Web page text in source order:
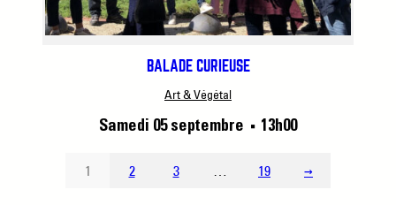
BALADE CURIEUSE
Art & Végétal
Samedi 05 septembre ■ 13h00
1 2 3 … 19 →